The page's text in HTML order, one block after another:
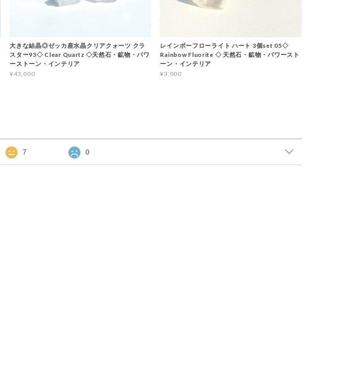
大きな結晶◎ゼッカ産水晶クリアクォーツ クラ
スター93◇ Clear Quartz ◇天然石・鉱物・パワ
ーストーン・インテリア
¥43,000
レインボーフローライト ハート 3個set 05◇
Rainbow Fluorite ◇ 天然石・鉱物・パワースト
ーン・インテリア
¥3,000
7 0